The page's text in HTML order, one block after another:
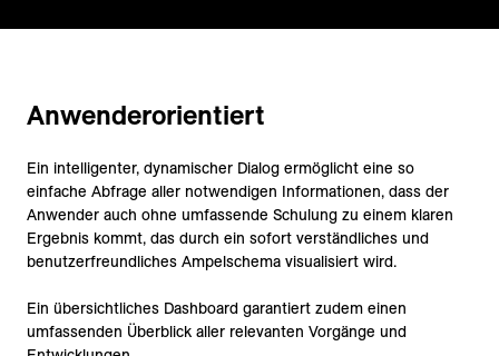
Anwenderorientiert
Ein intelligenter, dynamischer Dialog ermöglicht eine so
einfache Abfrage aller notwendigen Informationen, dass der
Anwender auch ohne umfassende Schulung zu einem klaren
Ergebnis kommt, das durch ein sofort verständliches und
benutzerfreundliches Ampelschema visualisiert wird.
Ein übersichtliches Dashboard garantiert zudem einen
umfassenden Überblick aller relevanten Vorgänge und